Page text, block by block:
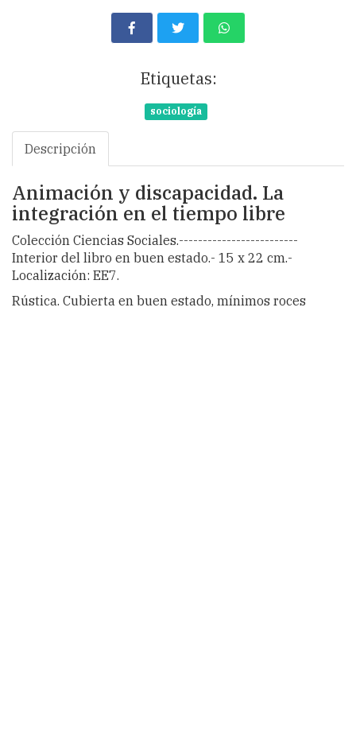
Etiquetas:
sociología
Descripción
Animación y discapacidad. La
integración en el tiempo libre
Colección Ciencias Sociales.-------------------------
Interior del libro en buen estado.- 15 x 22 cm.-
Localización: EE7.
Rústica. Cubierta en buen estado, mínimos roces